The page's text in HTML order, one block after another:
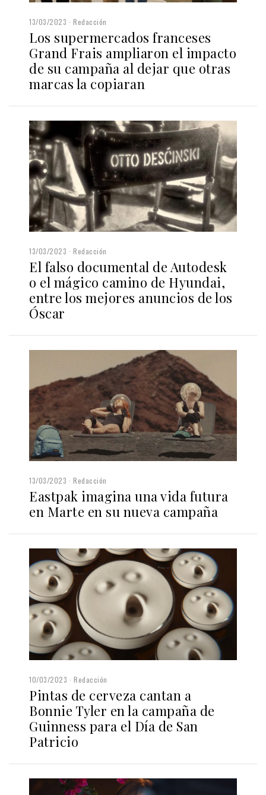
13/03/2023 Redacción
Los supermercados franceses
Grand Frais ampliaron el impacto
de su campaña al dejar que otras
marcas la copiaran
13/03/2023 Redacción
El falso documental de Autodesk
o el mágico camino de Hyundai,
entre los mejores anuncios de los
Óscar
13/03/2023 Redacción
Eastpak imagina una vida futura
en Marte en su nueva campaña
10/03/2023 Redacción
Pintas de cerveza cantan a
Bonnie Tyler en la campaña de
Guinness para el Día de San
Patricio